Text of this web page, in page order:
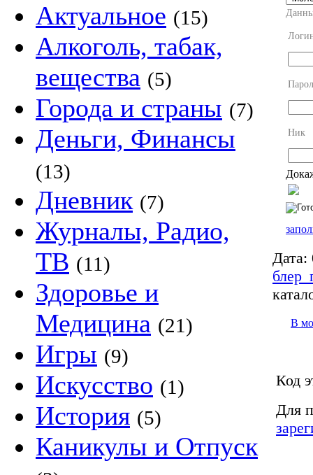
Актуальное (15)
Алкоголь, табак,
вещества (5)
Города и страны (7)
Деньги, Финансы
(13)
Дневник (7)
Журналы, Радио,
ТВ (11)
Здоровье и
Медицина (21)
Игры (9)
Искусство (1)
История (5)
Каникулы и Отпуск
Ник
Дата:
В
Код
Для